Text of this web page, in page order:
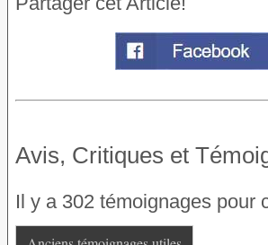
Avis, Critiques et
Il y a 302 témoignages pour